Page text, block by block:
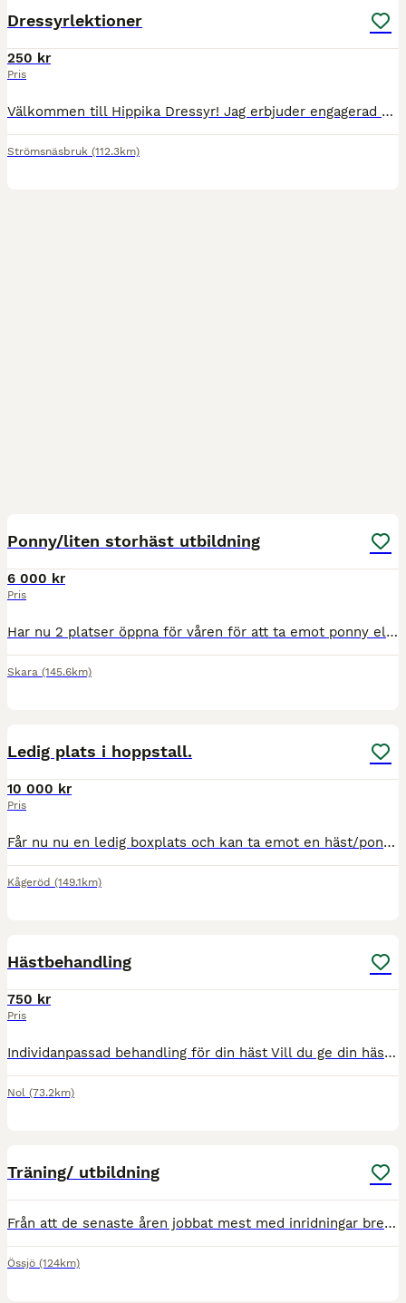
Dressyrlektioner
250 kr
Pris
Välkommen till Hippika Dressyr! Jag erbjuder engagerad och individanpassad dressyrträning för dig som har egen häst eller medryttarhäst. Oavsett om du rider för att det är roligt i vardagen eller om d
Strömsnäsbruk (112.3km)
Ponny/liten storhäst utbildning
6 000 kr
Pris
Har nu 2 platser öppna för våren för att ta emot ponny eller liten storhäst (upp till ca 160) för utbildning. EJ inridning! Kan ta B-D ponny. Då jag endast väger 53kg och är 162cm. Kortare och läng
Skara (145.6km)
Ledig plats i hoppstall.
10 000 kr
Pris
Får nu nu en ledig boxplats och kan ta emot en häst/ponny för träning, utbildning och tävling i hoppning. Jag har tidigare jobbat som beridare både i Sverige och utomlands och tävlat upp till 140. E
Kågeröd (149.1km)
Hästbehandling
750 kr
Pris
Individanpassad behandling för din häst Vill du ge din häst de bästa förutsättningarna för välmående, återhämtning och prestation? Jag erbjuder behandlingar som anpassas helt efter varje hästs unika
Nol (73.2km)
Träning/ utbildning
Från att de senaste åren jobbat mest med inridningar breddar vi nu vår verksamhet! Nu har jag möjlighet att hålla träningar, hos oss på Össjö gård eller hos er. Jag har utbildad och tävlat hästar u
Össjö (124km)